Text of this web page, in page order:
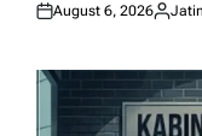
Posted
August 6, 2026
Posted